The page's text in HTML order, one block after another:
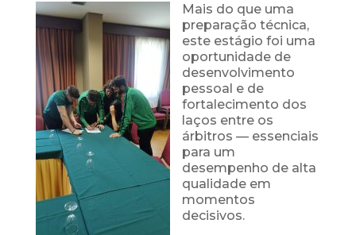
Mais do que uma
preparação técnica,
este estágio foi uma
oportunidade de
desenvolvimento
pessoal e de
fortalecimento dos
laços entre os
árbitros — essenciais
para um
desempenho de alta
qualidade em
momentos
decisivos.